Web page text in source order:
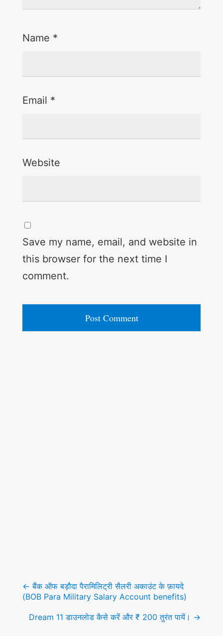
Name *
Email *
Website
Save my name, email, and website in
this browser for the next time I
comment.
navigation
← बैंक ऑफ बड़ौदा पैरामिलिट्री सैलरी अकाउंट के फ़ायदे
(BOB Para Military Salary Account benefits)
Dream 11 डाउनलोड कैसे करें और ₹ 200 तुरंत पायें। →